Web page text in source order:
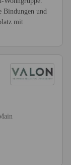
Bindungen und
mit